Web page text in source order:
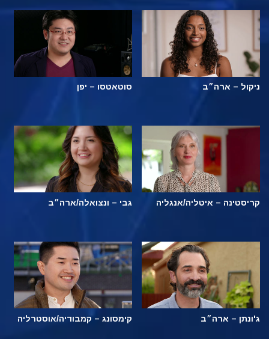
ניקול – ארה״ב סוטאטסו – יפן
קריסטינה – איטליה/אנגליה גבי – ונצואלה/ארה״ב
ג'ונתן – ארה״ב קימסונג – קמבודיה/אוסטרליה